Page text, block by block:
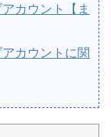
カウント【ま
カウントに関